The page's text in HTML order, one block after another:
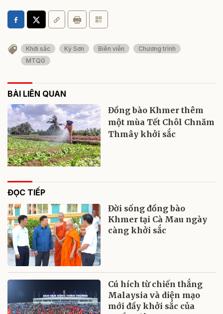
Khởi sắc Kỳ Sơn Biên viễn
Chương trình
MTQG
BÀI LIÊN QUAN
Đồng bào Khmer thêm
một mùa Tết Chôl Chnăm
Thmây khởi sắc
ĐỌC TIẾP
Đời sống đồng bào
Khmer tại Cà Mau ngày
càng khởi sắc
Cú hích từ chiến thắng
Malaysia và diện mạo
mới đầy khởi sắc của